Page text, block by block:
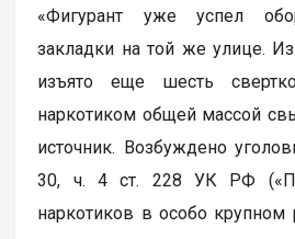
«Фигурант уже успел
закладки на той же улице.
изъято еще шесть
наркотиком общей массой
источник. Возбуждено
30, ч. 4 ст. 228 УК РФ
наркотиков в особо